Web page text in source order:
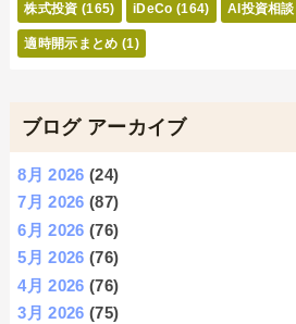
株式投資 (165) iDeCo (164) AI投資相談
適時開示まとめ (1)
ブログ アーカイブ
8月 2026 (24)
7月 2026 (87)
6月 2026 (76)
5月 2026 (76)
4月 2026 (76)
3月 2026 (75)